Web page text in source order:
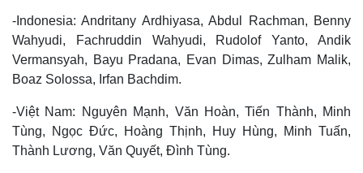
-Indonesia: Andritany Ardhiyasa, Abdul Rachman, Benny
Wahyudi, Fachruddin Wahyudi, Rudolof Yanto, Andik
Vermansyah, Bayu Pradana, Evan Dimas, Zulham Malik,
Boaz Solossa, Irfan Bachdim.
-Việt Nam: Nguyên Mạnh, Văn Hoàn, Tiến Thành, Minh
Tùng, Ngọc Đức, Hoàng Thịnh, Huy Hùng, Minh Tuấn,
Thành Lương, Văn Quyết, Đình Tùng.